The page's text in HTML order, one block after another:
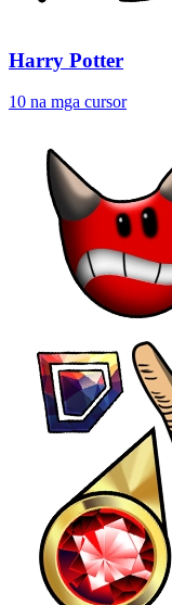
Harry Potter
10 na mga cursor